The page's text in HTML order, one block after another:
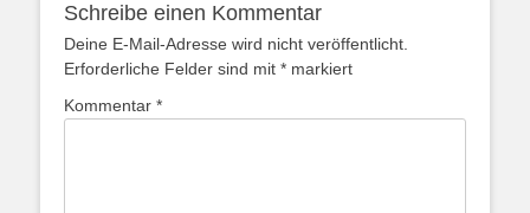
Schreibe einen Kommentar
Deine E-Mail-Adresse wird nicht veröffentlicht.
Erforderliche Felder sind mit * markiert
Kommentar *